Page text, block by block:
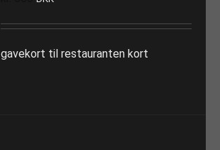
gavekort til restauranten kort